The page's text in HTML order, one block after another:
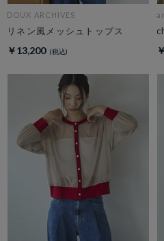
DOUX ARCHIVES
リネン風メッシュトップス
￥13,200